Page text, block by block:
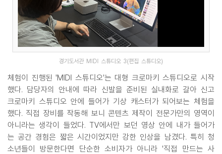
경기도서관 MIDI 스튜디오 3(편집 스튜디오)
체험이 진행된 'MIDI 스튜디오'는 대형 크로마키 스튜디오로 시작
했다. 담당자의 안내에 따라 신발을 준비된 실내화로 갈아 신고
크로마키 스튜디오 안에 들어가 기상 캐스터가 되어보는 체험을
했다. 직접 장비를 작동해 보니 콘텐츠 제작이 전문가만의 영역이
아니라는 생각이 들었다. TV에서만 보던 영상 안에 내가 들어가
는 공간 경험은 짧은 시간이었지만 강한 인상을 남겼다. 특히 청
소년들이 방문한다면 단순한 소비자가 아니라 '직접 만드는 사